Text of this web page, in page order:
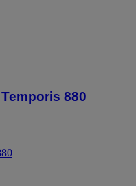
880